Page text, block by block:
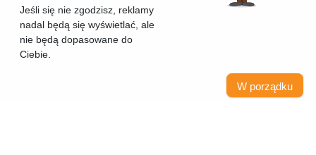
Jeśli się nie zgodzisz, reklamy
nadal będą się wyświetlać, ale
nie będą dopasowane do
Ciebie.
W porządku